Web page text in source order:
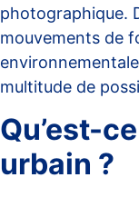
photographique.
mouvements de
multitude de
Qu’est-
urbain ?